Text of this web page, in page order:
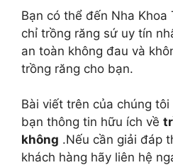
Bạn có thể đến Nha
chỉ trồng răng sứ uy tín
an toàn không đau và
trồng răng cho bạn.
Bài viết trên của chúng
bạn thông tin hữu ích về
không .Nếu cần giải đáp
khách hàng hãy liên hệ